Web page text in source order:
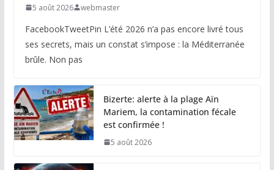
5 août 2026 webmaster
FacebookTweetPin L’été 2026 n’a pas encore livré tous
ses secrets, mais un constat s’impose : la Méditerranée
brûle. Non pas
Bizerte: alerte à la plage Aïn
Mariem, la contamination fécale
est confirmée !
5 août 2026